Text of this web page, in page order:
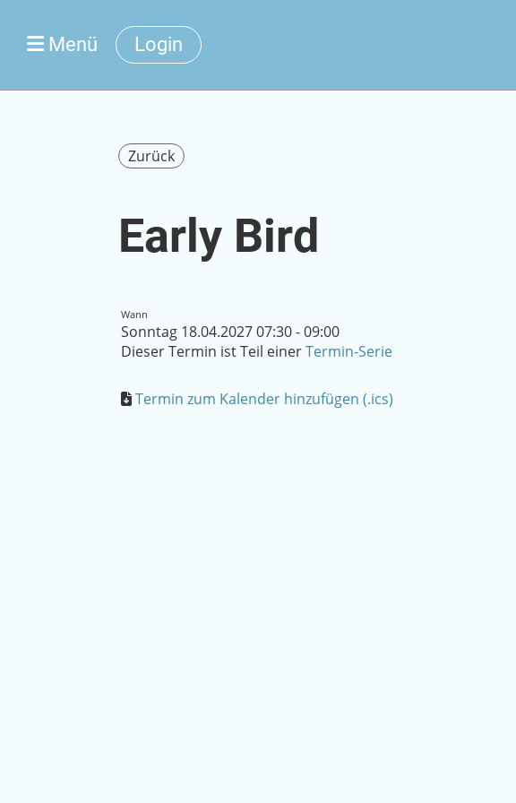
Login
Menü
Zurück
Early Bird
Wann
Sonntag 18.04.2027 07:30 - 09:00
Dieser Termin ist Teil einerTermin-Serie
Termin zum Kalender hinzufügen (.ics)